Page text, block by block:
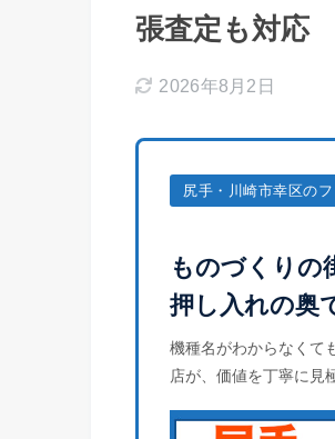
張査定も対応
2026年8月2日
尻手・川崎市幸区の
ものづくりの
押し入れの奥
機種名がわからなくて
店が、価値を丁寧に見